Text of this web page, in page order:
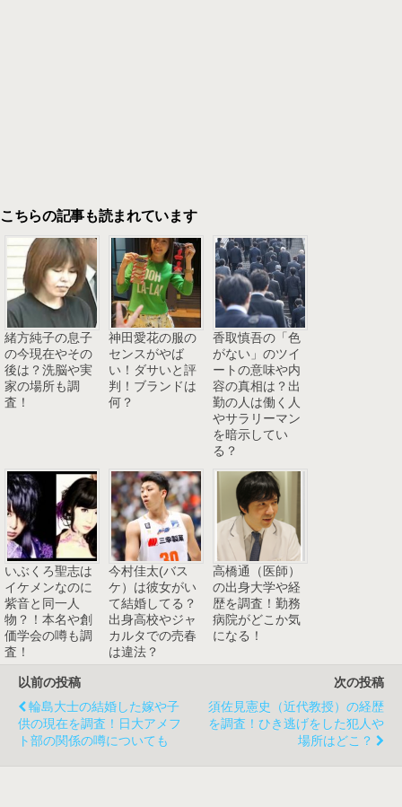
こちらの記事も読まれています
緒方純子の息子
の今現在やその
後は？洗脳や実
家の場所も調
査！
神田愛花の服の
センスがやば
い！ダサいと評
判！ブランドは
何？
香取慎吾の「色
がない」のツイ
ートの意味や内
容の真相は？出
勤の人は働く人
やサラリーマン
を暗示してい
る？
いぶくろ聖志は
イケメンなのに
紫音と同一人
物？！本名や創
価学会の噂も調
査！
今村佳太(バス
ケ）は彼女がい
て結婚してる？
出身高校やジャ
カルタでの売春
は違法？
高橋通（医師）
の出身大学や経
歴を調査！勤務
病院がどこか気
になる！
以前の投稿
輪島大士の結婚した嫁や子
供の現在を調査！日大アメフ
ト部の関係の噂についても
次の投稿
須佐見憲史（近代教授）の経歴
を調査！ひき逃げをした犯人や
場所はどこ？